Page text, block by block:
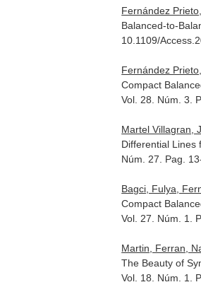
Fernández
Balanced-to-
10.1109/
Fernández
Compact
Vol. 28. Núm. 3.
Martel Villagran,
Differential Lines
Núm. 27. Pag.
Bagci, Fulya,
Compact
Vol. 27. Núm. 1.
Martin, Ferran,
The Beauty of
Vol. 18. Núm. 1.